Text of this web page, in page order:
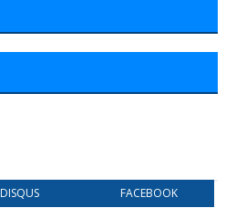
DISQUS FACEBOOK